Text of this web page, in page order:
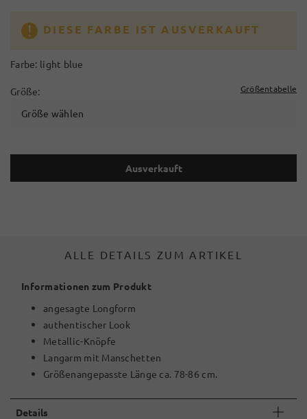
DIESE FARBE IST AUSVERKAUFT
Farbe: light blue
Größe: Größentabelle
Größe wählen
Ausverkauft
ALLE DETAILS ZUM ARTIKEL
Informationen zum Produkt
angesagte Longform
authentischer Look
Metallic-Knöpfe
Langarm mit Manschetten
Größenangepasste Länge ca. 78-86 cm.
Details